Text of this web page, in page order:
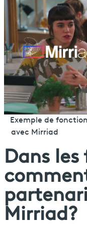
Exemple de
avec Mirriad
Dans
Mirriad?